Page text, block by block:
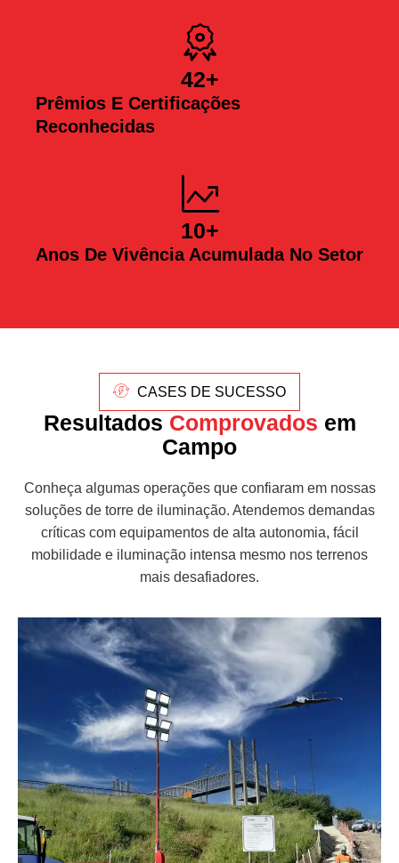
Prêmios E Certificações
Reconhecidas
42+
Anos De Vivência Acumulada No Setor
10+
CASES DE SUCESSO
Resultados Comprovados em
Campo
Conheça algumas operações que confiaram em nossas
soluções de torre de iluminação. Atendemos demandas
críticas com equipamentos de alta autonomia, fácil
mobilidade e iluminação intensa mesmo nos terrenos
mais desafiadores.